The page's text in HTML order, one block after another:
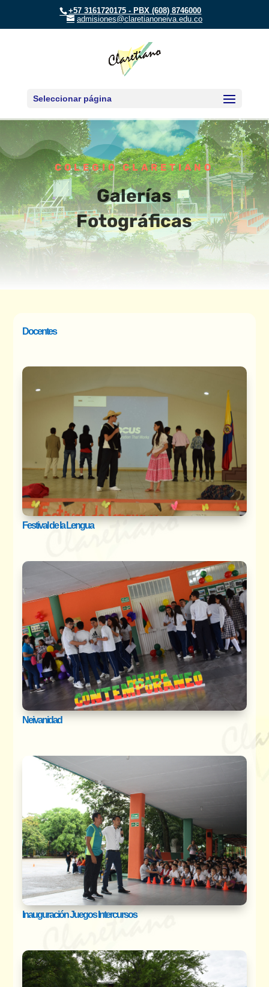
+57 3161720175 - PBX (608) 8746000
admisiones@claretianoneiva.edu.co
Seleccionar página
COLEGIO CLARETIANO
Galerías
Fotográficas
Docentes
Festival de la Lengua
Neivanidad
Inauguración Juegos Intercursos